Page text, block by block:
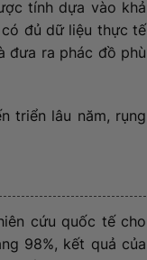
tính dựa vào khả
có đủ dữ liệu thực tế
đưa ra phác đồ phù
triển lâu năm, rụng
cứu quốc tế cho
98%, kết quả của